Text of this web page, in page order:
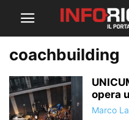
coachbuilding
opera
Marco